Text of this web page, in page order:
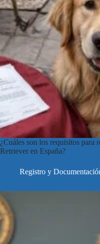
¿Cuáles son los requisitos para
Retriever en España?
Registro y